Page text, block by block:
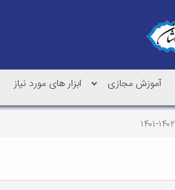
آموزش مجازی ابزار های مورد نیاز